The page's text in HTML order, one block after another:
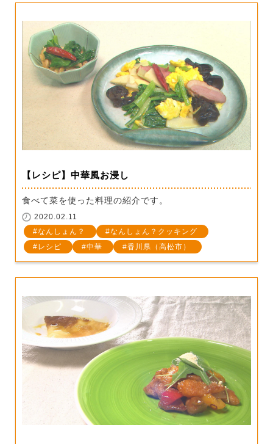
【レシピ】中華風お浸し
食べて菜を使った料理の紹介です。
2020.02.11
なんしょん？
なんしょん？クッキング
レシピ
中華 香川県（高松市）